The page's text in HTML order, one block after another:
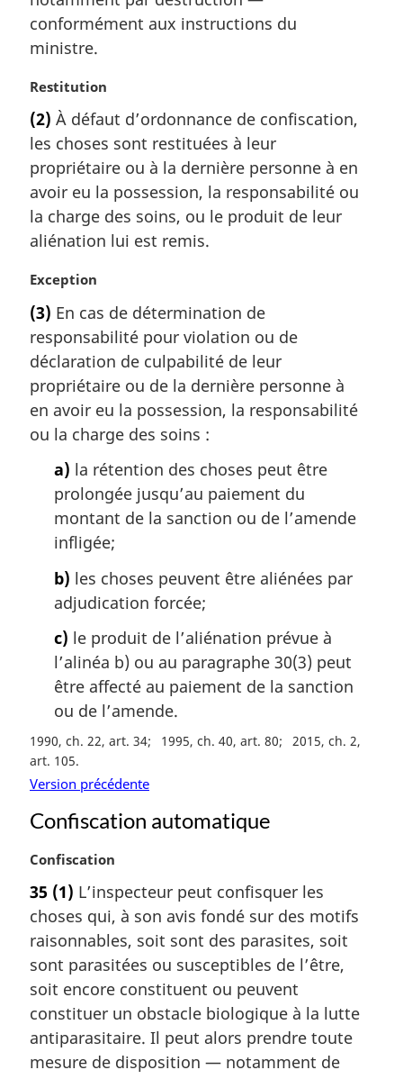
g
i
a
l
e
:
conformément aux instructions du
ministre.
N
t
e
m
a
g
i
a
l
e
:
Restitution
(2) À défaut d’ordonnance de confiscation,
les choses sont restituées à leur
propriétaire ou à la dernière personne à en
avoir eu la possession, la responsabilité ou
la charge des soins, ou le produit de leur
aliénation lui est remis.
N
t
e
m
a
r
g
i
Exception
(3) En cas de détermination de
responsabilité pour violation ou de
déclaration de culpabilité de leur
propriétaire ou de la dernière personne à
en avoir eu la possession, la responsabilité
ou la charge des soins :
a) la rétention des choses peut être
prolongée jusqu’au paiement du
montant de la sanction ou de l’amende
infligée;
b) les choses peuvent être aliénées par
adjudication forcée;
c) le produit de l’aliénation prévue à
l’alinéa b) ou au paragraphe 30(3) peut
être affecté au paiement de la sanction
ou de l’amende.
1990, ch. 22, art. 34 1995, ch. 40, art. 80
2015, ch. 2,
art. 105
Version précédente
Confiscation automatique
N
t
e
m
a
g
i
n
a
Confiscation
35 (1) L’inspecteur peut confisquer les
choses qui, à son avis fondé sur des motifs
raisonnables, soit sont des parasites, soit
sont parasitées ou susceptibles de l’être,
soit encore constituent ou peuvent
constituer un obstacle biologique à la lutte
antiparasitaire. Il peut alors prendre toute
mesure de disposition — notamment de